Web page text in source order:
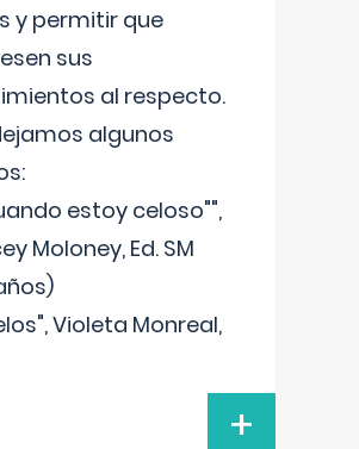
y permitir que
sus
al respecto.
algunos
estoy celoso"",
Moloney, Ed. SM
Violeta Monreal,
+